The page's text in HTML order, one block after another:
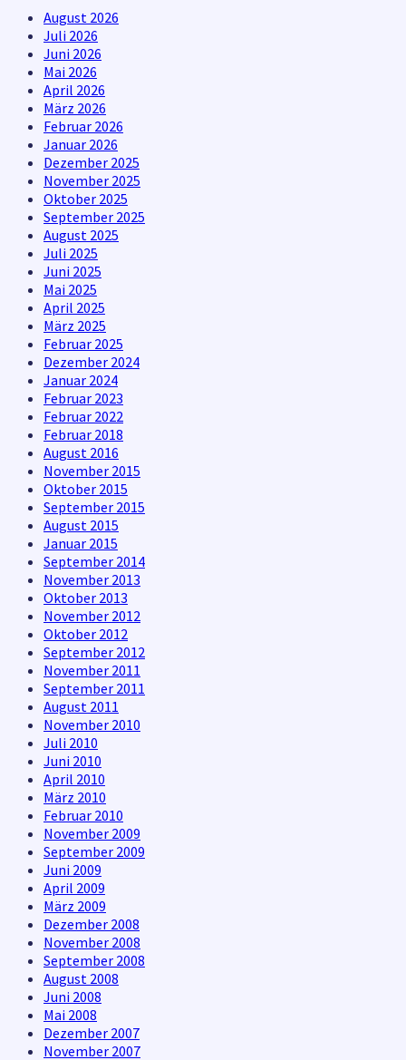
August 2026
Juli 2026
Juni 2026
Mai 2026
April 2026
März 2026
Februar 2026
Januar 2026
Dezember 2025
November 2025
Oktober 2025
September 2025
August 2025
Juli 2025
Juni 2025
Mai 2025
April 2025
März 2025
Februar 2025
Dezember 2024
Januar 2024
Februar 2023
Februar 2022
Februar 2018
August 2016
November 2015
Oktober 2015
September 2015
August 2015
Januar 2015
September 2014
November 2013
Oktober 2013
November 2012
Oktober 2012
September 2012
November 2011
September 2011
August 2011
November 2010
Juli 2010
Juni 2010
April 2010
März 2010
Februar 2010
November 2009
September 2009
Juni 2009
April 2009
März 2009
Dezember 2008
November 2008
September 2008
August 2008
Juni 2008
Mai 2008
Dezember 2007
November 2007